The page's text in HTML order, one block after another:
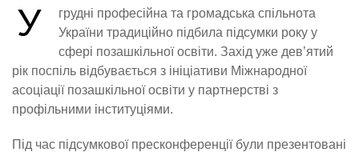
У
грудні професійна та громадська спільнота
України традиційно підбила підсумки року у
сфері позашкільної освіти. Захід уже дев’ятий
рік поспіль відбувається з ініціативи Міжнародної
асоціації позашкільної освіти у партнерстві з
профільними інституціями.
Під час підсумкової пресконференції були презентовані